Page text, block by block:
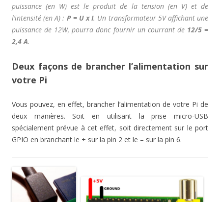
puissance (en W) est le produit de la tension (en V) et de
l’intensité (en A) : P = U x I. Un transformateur 5V affichant une
puissance de 12W, pourra donc fournir un courrant de 12/5 =
2,4 A.
Deux façons de brancher l’alimentation sur
votre Pi
Vous pouvez, en effet, brancher l’alimentation de votre Pi de
deux manières. Soit en utilisant la prise micro-USB
spécialement prévue à cet effet, soit directement sur le port
GPIO en branchant le + sur la pin 2 et le – sur la pin 6.